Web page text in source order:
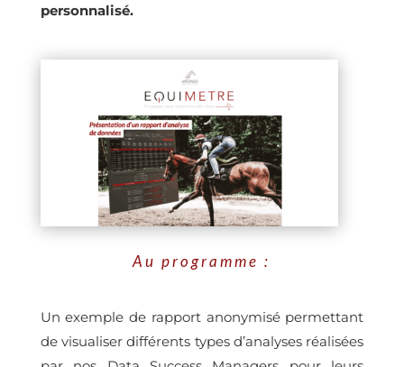
personnalisé.
Au programme :
Un exemple de rapport anonymisé permettant
de visualiser différents types d’analyses réalisées